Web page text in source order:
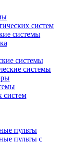
систем
системы
системы
системы
систем
пульты
пульты с